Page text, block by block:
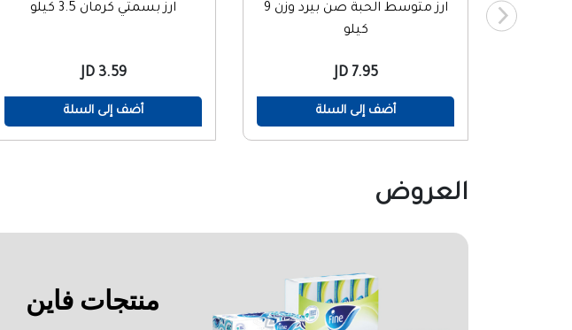
ارز متوسط الحبة صن بيرد وزن 9
كيلو
7.95 JD
أضف إلى السلة
ارز بسمتي كرمان 3.5 كيلو
3.59 JD
أضف إلى السلة
سمك المحيط فيليه اماراتي 1كغم
العروض
منتجات فاين